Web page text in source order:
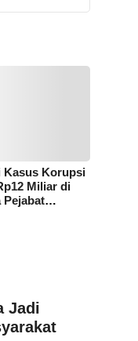
Kasus Korupsi
Miliar di
Pejabat
Jadi